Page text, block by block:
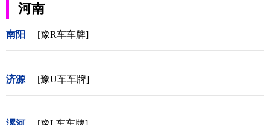
河南
南阳 [豫R车车牌]
济源 [豫U车车牌]